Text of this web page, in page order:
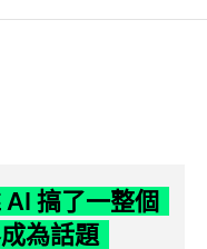
搞了一整個
為話題